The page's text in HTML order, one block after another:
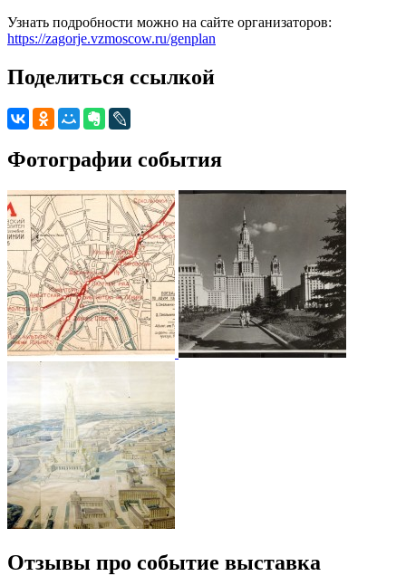
Узнать подробности можно на сайте организаторов:
https://zagorje.vzmoscow.ru/genplan
Поделиться ссылкой
Фотографии события
Отзывы про событие выставка